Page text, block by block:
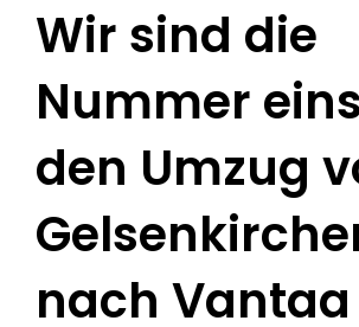
Wir sind die
Nummer
den Umzug
nach Vantaa